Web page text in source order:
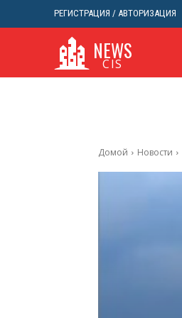
РЕГИСТРАЦИЯ / АВТОРИЗАЦИЯ
NEWS
CIS
Домой Новости